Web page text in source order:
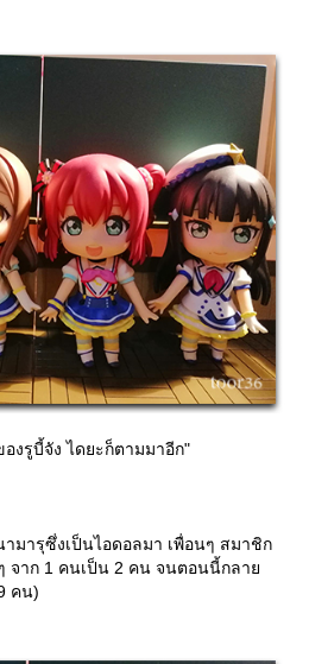
งรูบี้จัง ไดยะก็ตามมาอีก"
มารุซึ่งเป็นไอดอลมา เพื่อนๆ สมาชิก
จาก 1 คนเป็น 2 คน จนตอนนี้กลา
คน)